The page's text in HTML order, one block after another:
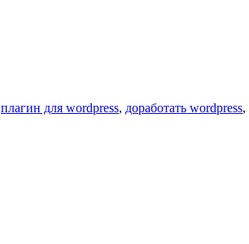
плагин для wordpress, доработать wordpress,